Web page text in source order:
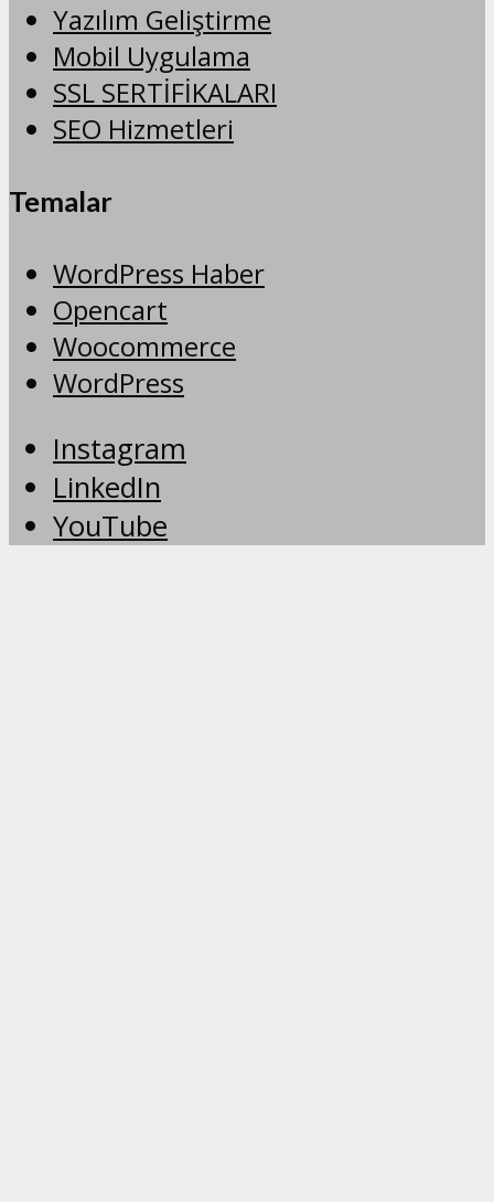
Yazılım Geliştirme
Mobil Uygulama
SSL SERTİFİKALARI
SEO Hizmetleri
Temalar
WordPress Haber
Opencart
Woocommerce
WordPress
Instagram
LinkedIn
YouTube